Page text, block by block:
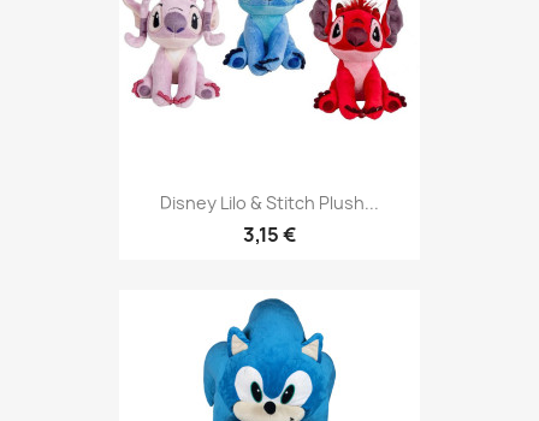
Disney Lilo & Stitch Plush...
3,15 €